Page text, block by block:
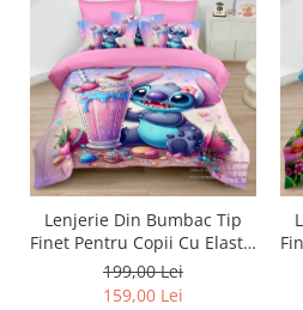
Lenjerie Din Bumbac Tip
Finet Pentru Copii Cu Elastic
- Stitch La Cocktail
199,00 Lei
159,00 Lei